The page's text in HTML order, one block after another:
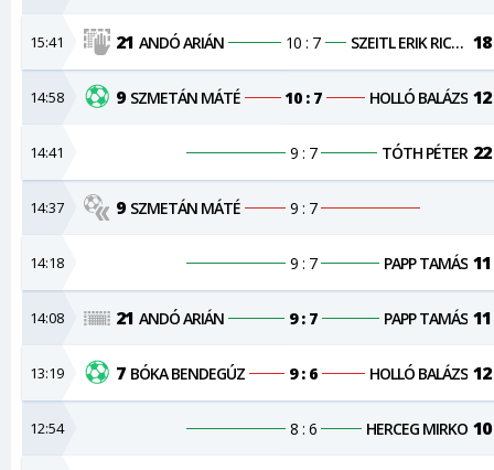
12:54 8 : 6 HERCEG MIRKO 10
13:19 7 BÓKA BENDEGÚZ 9 : 6 HOLLÓ BALÁZS 12
14:08 21 ANDÓ ARIÁN 9 : 7 PAPP TAMÁS 11
14:18 9 : 7 PAPP TAMÁS 11
14:37 9 SZMETÁN MÁTÉ 9 : 7
14:41 9 : 7 TÓTH PÉTER 22
14:58 9 SZMETÁN MÁTÉ 10 : 7 HOLLÓ BALÁZS 12
15:41 21 ANDÓ ARIÁN 10 : 7 SZEITL ERIK RICHÁRD 18